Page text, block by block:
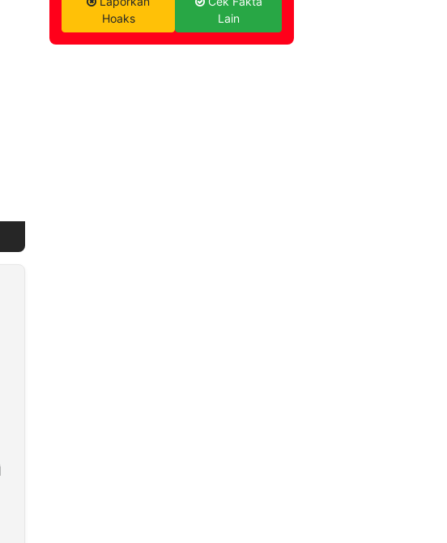
Hoaks
Lain